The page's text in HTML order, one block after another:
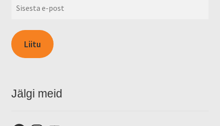
Liitu
Jälgi meid